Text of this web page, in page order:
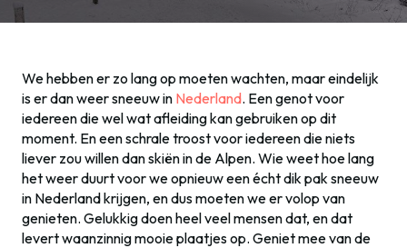
We hebben er zo lang op moeten wachten, maar eindelijk
is er dan weer sneeuw in Nederland. Een genot voor
iedereen die wel wat afleiding kan gebruiken op dit
moment. En een schrale troost voor iedereen die niets
liever zou willen dan skiën in de Alpen. Wie weet hoe lang
het weer duurt voor we opnieuw een écht dik pak sneeuw
in Nederland krijgen, en dus moeten we er volop van
genieten. Gelukkig doen heel veel mensen dat, en dat
levert waanzinnig mooie plaatjes op. Geniet mee van de